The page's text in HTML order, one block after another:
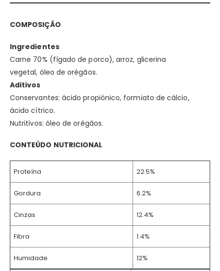
COMPOSIÇÃO
Ingredientes
Carne 70% (fígado de porco), arroz, glicerina
vegetal, óleo de orégãos.
Aditivos
Conservantes: ácido propiónico, formiato de cálcio,
ácido cítrico.
Nutritivos: óleo de orégãos.
CONTEÚDO NUTRICIONAL
Proteína 22.5%
Gordura 6.2%
Cinzas 12.4%
Fibra 1.4%
Humidade 12%